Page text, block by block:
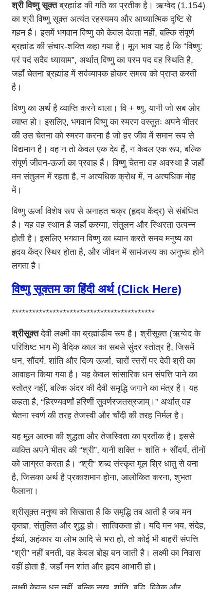
श्री विष्णु सूक्तब्रह्मांड की गति का प्रतीक है। ऋग्वेद (1.154)
का श्री विष्णु सूक्त अत्यंत रहस्यमय और आध्यात्मिक दृष्टि से
गहन है। इसमें भगवान विष्णु को केवल देवता नहीं, बल्कि संपूर्ण
ब्रह्मांड की संचार-शक्ति कहा गया है। मूल भाव यह है कि “विष्णु:
परं पदं सदैव ध्यायाम”, अर्थात् विष्णु का परम पद वह स्थिति है,
जहाँ चेतना ब्रह्मांड में सर्वव्यापक होकर समत्व को प्राप्त करती
है।
विष्णु का अर्थ है व्याप्ति करने वाला। वि + ष्णु, यानी जो सब ओर
व्याप्त हो। इसलिए, भगवान विष्णु का स्मरण वस्तुतः अपने भीतर
की उस चेतना को स्मरण करना है जो हर जीव में समान रूप से
विद्यमान है। वह न तो केवल एक देव हैं, न केवल एक रूप, बल्कि
संपूर्ण जीवन-ऊर्जा का प्रवाह हैं। विष्णु चेतना वह अवस्था है जहाँ
मन संतुलन में रहता है, न अत्यधिक क्रोध में, न अत्यधिक मोह
में।
विष्णु ऊर्जा विशेष रूप से अनाहत चक्र (हृदय केंद्र) से संबंधित
है। यह वह स्थान है जहाँ करुणा, संतुलन और स्थिरता उत्पन्न
होती है। इसलिए भगवान विष्णु का ध्यान करते समय मनुष्य का
हृदय केंद्र स्थिर होता है, और जीवन में सामंजस्य का अनुभव होने
लगता है।
विष्णु सूक्तम का हिंदी अर्थ (Click Here)
******************************************
श्रीसूक्तदेवी लक्ष्मी का ब्रह्मांडीय रूप है। श्रीसूक्त (ऋग्वेद के
परिशिष्ट भाग में) वैदिक काल का सबसे सुंदर स्तोत्र है, जिसमें
धन, सौंदर्य, शांति और दिव्य ऊर्जा, चारों स्तरों पर देवी श्री का
आवाहन किया गया है। यह केवल सांसारिक धन संपत्ति पाने का
स्तोत्र नहीं, बल्कि अंदर की दैवी समृद्धि जगाने का मंत्र है। यह
कहता है, “हिरण्यवर्णां हरिणीं सुवर्णरजतस्रजाम्।” अर्थात् वह
चेतना स्वर्ण की तरह तेजस्वी और चाँदी की तरह निर्मल है।
यह मूल आत्मा की शुद्धता और तेजस्विता का प्रतीक है। इससे
व्यक्ति अपने भीतर की “श्री”, यानी शक्ति + शांति + सौंदर्य, तीनों
को जाग्रत करता है। “श्री” शब्द संस्कृत मूल श्रि धातु से बना
है, जिसका अर्थ है प्रकाशमान होना, आलोकित करना, शुभता
फैलाना।
श्रीसूक्त मनुष्य को सिखाता है कि समृद्धि तब आती है जब मन
कृतज्ञ, संतुलित और शुद्ध हो। सात्विकता हो। यदि मन भय, संदेह,
ईर्ष्या, अहंकार या लोभ आदि से भरा हो, तो कोई भी बाहरी संपत्ति
“श्री” नहीं बनती, वह केवल बोझ बन जाती है। लक्ष्मी का निवास
वहीं होता है, जहाँ मन शांत और हृदय आभारी हो।